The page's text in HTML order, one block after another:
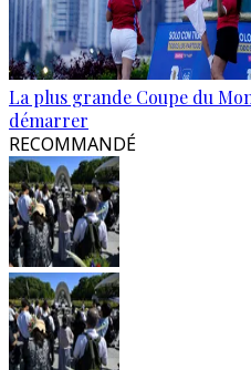
La plus grande Coupe du
démarrer
RECOMMANDÉ